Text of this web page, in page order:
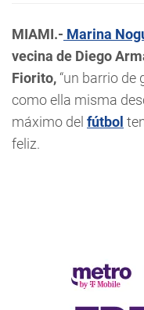
MIAMI.- Marina
vecina de Diego
Fiorito, “un barrio de
como ella misma
máximo del fútbol
feliz.